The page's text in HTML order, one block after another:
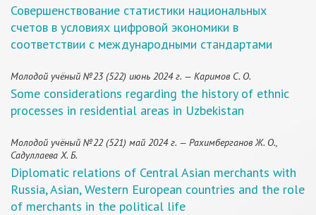
Совершенствование статистики национальных
счетов в условиях цифровой экономики в
соответствии с международными стандартами
Молодой учёный №23 (522) июнь 2024 г. — Каримов С. О.
Some considerations regarding the history of ethnic
processes in residential areas in Uzbekistan
Молодой учёный №22 (521) май 2024 г. — Рахимберганов Ж. О.,
Садуллаева Х. Б.
Diplomatic relations of Central Asian merchants with
Russia, Asian, Western European countries and the role
of merchants in the political life